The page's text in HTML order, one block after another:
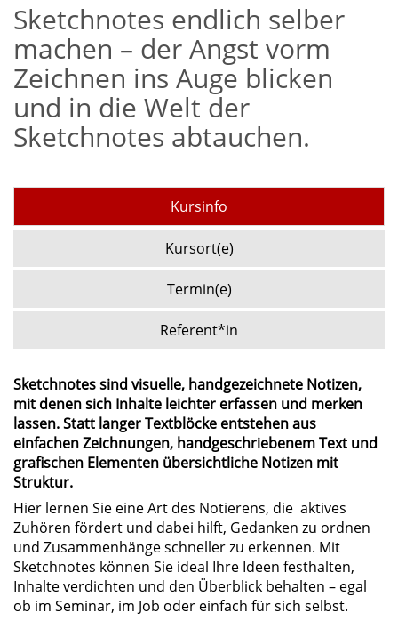
Sketchnotes endlich selber
machen – der Angst vorm
Zeichnen ins Auge blicken
und in die Welt der
Sketchnotes abtauchen.
Kursinfo
Kursort(e)
Termin(e)
Referent*in
Sketchnotes sind visuelle, handgezeichnete Notizen,
mit denen sich Inhalte leichter erfassen und merken
lassen. Statt langer Textblöcke entstehen aus
einfachen Zeichnungen, handgeschriebenem Text und
grafischen Elementen übersichtliche Notizen mit
Struktur.
Hier lernen Sie eine Art des Notierens, die aktives
Zuhören fördert und dabei hilft, Gedanken zu ordnen
und Zusammenhänge schneller zu erkennen. Mit
Sketchnotes können Sie ideal Ihre Ideen festhalten,
Inhalte verdichten und den Überblick behalten – egal
ob im Seminar, im Job oder einfach für sich selbst.